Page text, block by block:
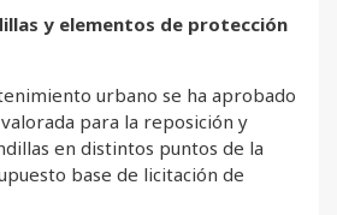
y elementos de protección
urbano se ha aprobado
para la reposición y
en distintos puntos de la
base de licitación de